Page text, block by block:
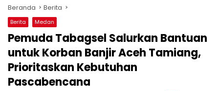
Beranda Berita
Berita Medan
Pemuda Tabagsel Salurkan Bantuan
untuk Korban Banjir Aceh Tamiang,
Prioritaskan Kebutuhan
Pascabencana